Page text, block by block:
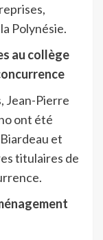
Polynésie.
au collège
Jean-Pierre
ont été
et
titulaires de